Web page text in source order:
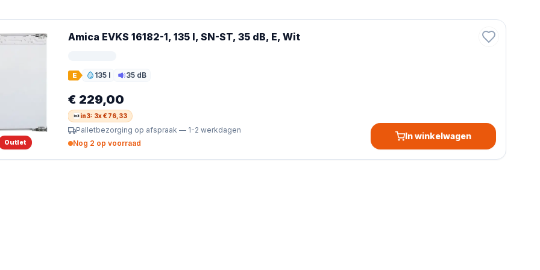
Outlet
Amica EVKS 16182-1, 135 l, SN-ST, 35 dB, E, Wit
E 135 l
Inhoud 35 dB
Geluid
€ 229,00
in3: 3x € 76,33
Palletbezorging op afspraak — 1-2 werkdagen
Nog 2 op voorraad
In winkelwagen